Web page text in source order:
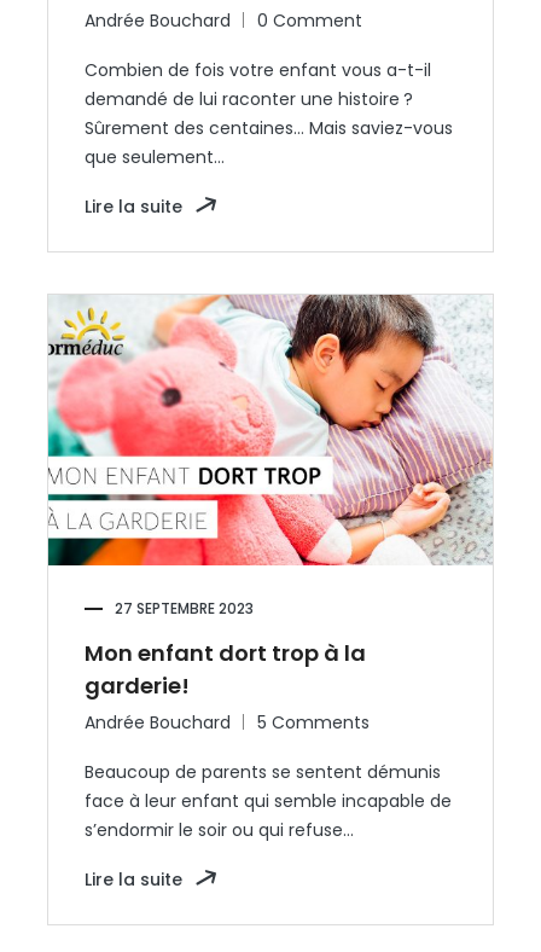
Andrée Bouchard 0 Comment
Combien de fois votre enfant vous a-t-il
demandé de lui raconter une histoire ?
Sûrement des centaines… Mais saviez-vous
que seulement…
Lire la suite
27 SEPTEMBRE 2023
Mon enfant dort trop à la
garderie!
Andrée Bouchard 5 Comments
Beaucoup de parents se sentent démunis
face à leur enfant qui semble incapable de
s’endormir le soir ou qui refuse…
Lire la suite